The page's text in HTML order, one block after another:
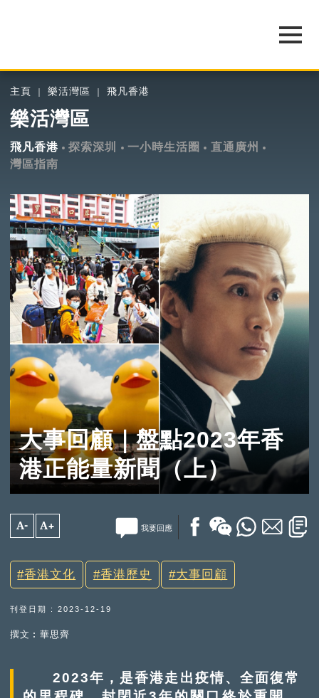
主頁 樂活灣區 飛凡香港
樂活灣區
飛凡香港 探索深圳 一小時生活圈
直通廣州
灣區指南
大事回顧｜盤點2023年香
港正能量新聞（上）
A- A+ 我要回應
香港文化 香港歷史 大事回顧
刊登日期 : 2023-12-19
撰文︰華思齊
2023年，是香港走出疫情、全面復常